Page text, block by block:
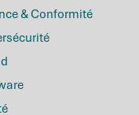
& Conformité